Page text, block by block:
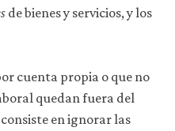
de bienes y servicios, y los
cuenta propia o que no
quedan fuera del
en ignorar las